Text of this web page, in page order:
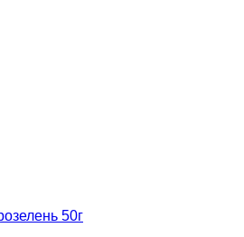
50г